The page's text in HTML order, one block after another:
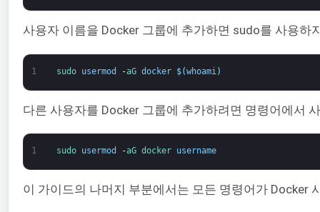
사용자 이름을 Docker 그룹에 추가하면 sudo를 사용하
1 sudo usermod -aG docker $(whoami)
다른 사용자를 Docker 그룹에 추가하려면 명령어에서
1 sudo usermod -aG docker username
이 가이드의 나머지 부분에서는 모든 명령어가 Docker